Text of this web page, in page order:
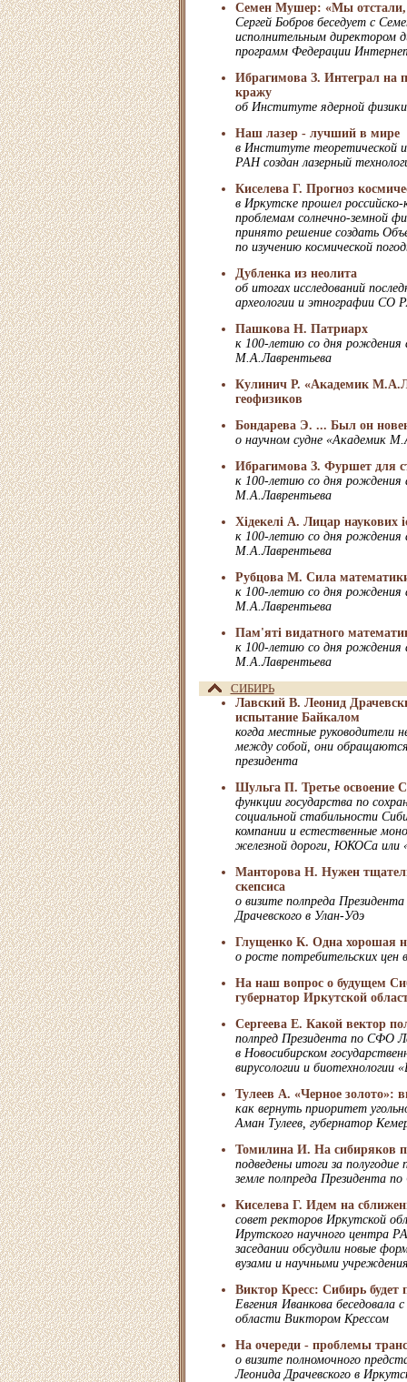
Семен Мушер: «Мы отстали,
Сергей Бобров беседует с
исполнительным директором
программ Федерации
Ибрагимова З. Интеграл на
кражу
об Институте ядерной физики
Наш лазер - лучший в мире
в Институте теоретической
РАН создан лазерный
Киселева Г. Прогноз
в Иркутске прошел
проблемам солнечно-земной
принято решение создать
по изучению космической
Дубленка из неолита
об итогах исследований
археологии и этнографии СО
Пашкова Н. Патриарх
к 100-летию со дня рождения
М.А.Лаврентьева
Кулинич Р. «Академик
геофизиков
Бондарева Э. ... Был он
о научном судне «Академик
Ибрагимова З. Фуршет для
к 100-летию со дня рождения
М.А.Лаврентьева
Хiдекелi А. Лицар наукових
к 100-летию со дня рождения
М.А.Лаврентьева
Рубцова М. Сила
к 100-летию со дня рождения
М.А.Лаврентьева
Пам'ятi видатного
к 100-летию со дня рождения
М.А.Лаврентьева
СИБИРЬ
Лавский В. Леонид
испытание Байкалом
когда местные руководители
между собой, они
президента
Шульга П. Третье освоение
функции государства по
социальной стабильности
компании и естественные
железной дороги, ЮКОСа или
Манторова Н. Нужен
скепсиса
о визите полпреда
Драчевского в Улан-Удэ
Глущенко К. Одна хорошая
о росте потребительских цен
На наш вопрос о будущем
губернатор Иркутской
Сергеева Е. Какой вектор
полпред Президента по СФО
в Новосибирском
вирусологии и биотехнологии
Тулеев А. «Черное золото»:
как вернуть приоритет
Аман Тулеев, губернатор
Томилина И. На сибиряков
подведены итоги за полугодие
земле полпреда Президента
Киселева Г. Идем на
совет ректоров Иркутской
Ирутского научного центра
заседании обсудили новые
вузами и научными
Виктор Кресс: Сибирь будет
Евгения Иванкова беседовала
области Виктором Крессом
На очереди - проблемы
о визите полномочного
Леонида Драчевского в